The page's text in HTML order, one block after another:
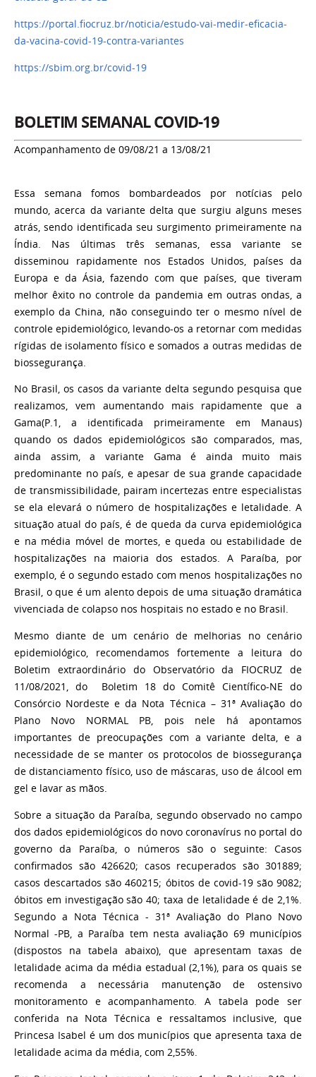
https://portal.fiocruz.br/noticia/estudo-vai-medir-eficacia-
da-vacina-covid-19-contra-variantes
https://sbim.org.br/covid-19
BOLETIM SEMANAL COVID-19
Acompanhamento de 09/08/21 a 13/08/21
Essa semana fomos bombardeados por notícias pelo
mundo, acerca da variante delta que surgiu alguns meses
atrás, sendo identificada seu surgimento primeiramente na
Índia. Nas últimas três semanas, essa variante se
disseminou rapidamente nos Estados Unidos, países da
Europa e da Ásia, fazendo com que países, que tiveram
melhor êxito no controle da pandemia em outras ondas, a
exemplo da China, não conseguindo ter o mesmo nível de
controle epidemiológico, levando-os a retornar com medidas
rígidas de isolamento físico e somados a outras medidas de
biossegurança.
No Brasil, os casos da variante delta segundo pesquisa que
realizamos, vem aumentando mais rapidamente que a
Gama(P.1, a identificada primeiramente em Manaus)
quando os dados epidemiológicos são comparados, mas,
ainda assim, a variante Gama é ainda muito mais
predominante no país, e apesar de sua grande capacidade
de transmissibilidade, pairam incertezas entre especialistas
se ela elevará o número de hospitalizações e letalidade. A
situação atual do país, é de queda da curva epidemiológica
e na média móvel de mortes, e queda ou estabilidade de
hospitalizações na maioria dos estados. A Paraíba, por
exemplo, é o segundo estado com menos hospitalizações no
Brasil, o que é um alento depois de uma situação dramática
vivenciada de colapso nos hospitais no estado e no Brasil.
Mesmo diante de um cenário de melhorias no cenário
epidemiológico, recomendamos fortemente a leitura do
Boletim extraordinário do Observatório da FIOCRUZ de
11/08/2021, do Boletim 18 do Comitê Científico-NE do
Consórcio Nordeste e da Nota Técnica – 31ª Avaliação do
Plano Novo NORMAL PB, pois nele há apontamos
importantes de preocupações com a variante delta, e a
necessidade de se manter os protocolos de biossegurança
de distanciamento físico, uso de máscaras, uso de álcool em
gel e lavar as mãos.
Sobre a situação da Paraíba, segundo observado no campo
dos dados epidemiológicos do novo coronavírus no portal do
governo da Paraíba, o números são o seguinte: Casos
confirmados são 426620; casos recuperados são 301889;
casos descartados são 460215; óbitos de covid-19 são 9082;
óbitos em investigação são 40; taxa de letalidade é de 2,1%.
Segundo a Nota Técnica - 31ª Avaliação do Plano Novo
Normal -PB, a Paraíba tem nesta avaliação 69 municípios
(dispostos na tabela abaixo), que apresentam taxas de
letalidade acima da média estadual (2,1%), para os quais se
recomenda a necessária manutenção de ostensivo
monitoramento e acompanhamento. A tabela pode ser
conferida na Nota Técnica e ressaltamos inclusive, que
Princesa Isabel é um dos municípios que apresenta taxa de
letalidade acima da média, com 2,55%.